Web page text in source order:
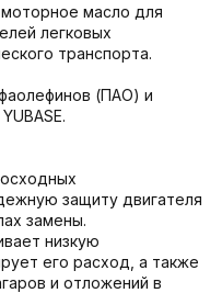
масло для
легковых
транспорта.
(ПАО) и
защиту двигателя
замены.
низкую
его расход, а также
и отложений в